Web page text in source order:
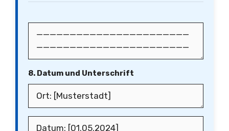
8. Datum und Unterschrift